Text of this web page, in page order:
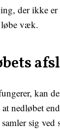
der ikke er
løbe væk.
kan
nedløbet
sig